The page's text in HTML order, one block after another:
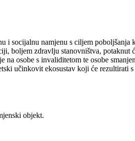
socijalnu namjenu s ciljem
zdravlju stanovništva, potaknut
na osobe s invaliditetom te osobe
učinkovit ekosustav koji će rezultirati
objekt.